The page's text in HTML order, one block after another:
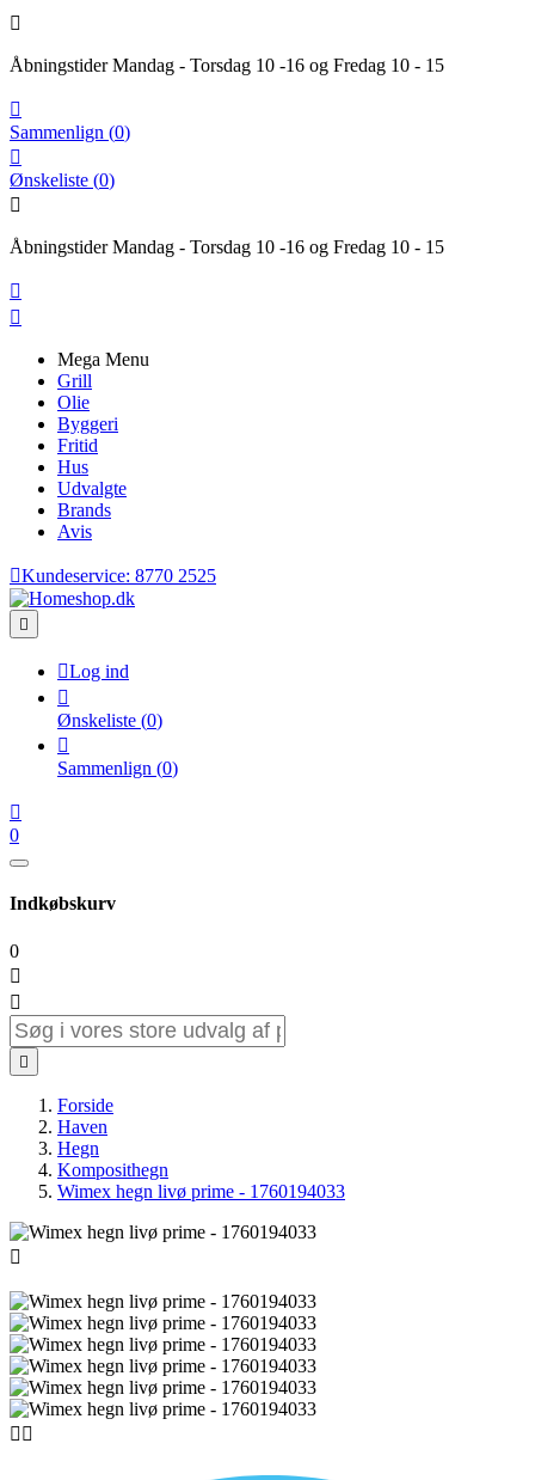

Åbningstider Mandag - Torsdag 10 -16 og Fredag 10 - 15

Sammenlign (0)

Ønskeliste (0)

Åbningstider Mandag - Torsdag 10 -16 og Fredag 10 - 15


Mega Menu
Grill
Olie
Byggeri
Fritid
Hus
Udvalgte
Brands
Avis
Kundeservice: 8770 2525

Log ind

Ønskeliste (0)

Sammenlign (0)

0
Indkøbskurv
0



Forside
Haven
Hegn
Komposithegn
Wimex hegn livø prime - 1760194033

 